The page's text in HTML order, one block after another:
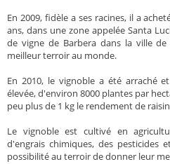
En 2009, fidèle a ses racines, il a
ans, dans une zone appelée Santa
de vigne de Barbera dans la ville
meilleur terroir au monde.
En 2010, le vignoble a été arraché
élevée, d'environ 8000 plantes par
peu plus de 1 kg le rendement de
Le vignoble est cultivé en
d'engrais chimiques, des pesticides
possibilité au terroir de donner leur